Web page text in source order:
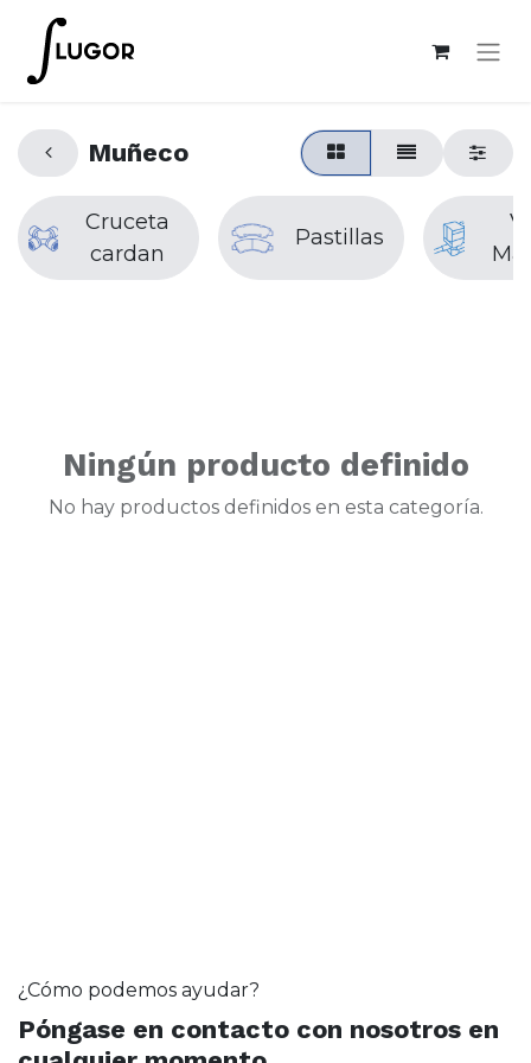
Muñeco
Cruceta
cardan
Pastillas
Ningún producto definido
No hay productos definidos en esta categoría.
¿Cómo podemos ayudar?
Póngase en contacto con nosotros en